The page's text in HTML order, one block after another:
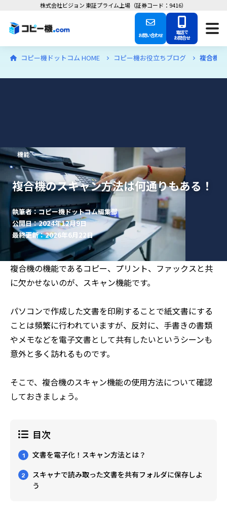
株式会社ビジョン 東証プライム上場（証券コード：9416）
お問い合わせ 電話で
お問合せ
コピー機ドットコム HOME コピー機お役立ちブログ 複合機
機能
複合機のスキャン方法は何通りもある！
執筆者：コピー機ドットコム編集部
公開日：2024年12月9日
最終更新：2026年6月22日
複合機の機能であるコピー、プリント、ファックスと共
に欠かせないのが、スキャン機能です。
パソコンで作成した文書を印刷することで紙文書にする
ことは頻繁に行われていますが、反対に、手書きの書類
やメモなどを電子文書として共有したいというシーンも
意外と多く訪れるものです。
そこで、複合機のスキャン機能の使用方法について確認
しておきましょう。
目次
1 文書を電子化！スキャン方法とは？
2
スキャナで読み取った文書を共有フォルダに保存しよ
う